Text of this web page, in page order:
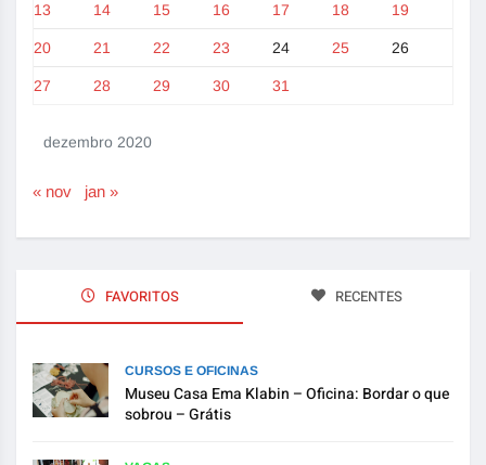
dezembro 2020
13 14 15 16 17 18 19
20 21 22 23 24 25 26
27 28 29 30 31
« nov jan »
FAVORITOS RECENTES
CURSOS E OFICINAS
Museu Casa Ema Klabin – Oficina: Bordar o que
sobrou – Grátis